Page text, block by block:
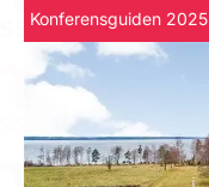
Konferensguiden 2025